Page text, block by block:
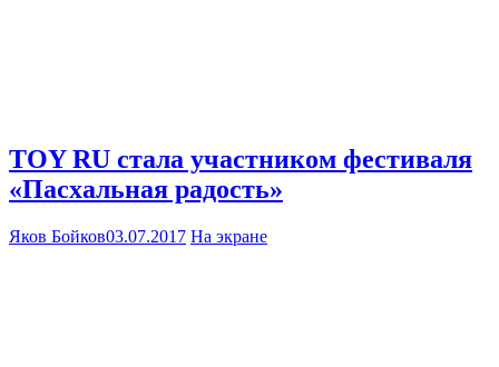
TOY RU стала участником фестиваля
«Пасхальная радость»
Яков Бойков03.07.2017 На экране